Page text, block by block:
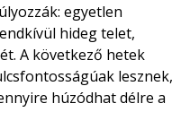
egyetlen
hideg telet,
A következő hetek
lesznek,
húzódhat délre a